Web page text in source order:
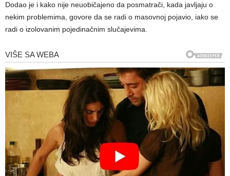
Dodao je i kako nije neuobičajeno da posmatrači, kada javljaju o
nekim problemima, govore da se radi o masovnoj pojavio, iako se
radi o izolovanim pojedinačnim slučajevima.